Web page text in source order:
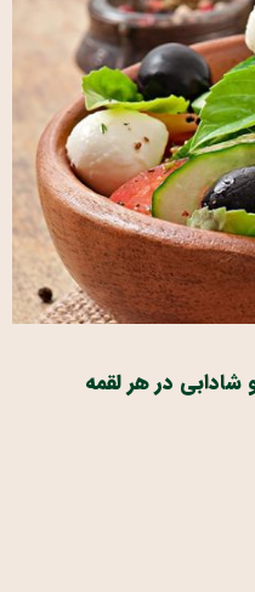
شادابی در هر لقمه